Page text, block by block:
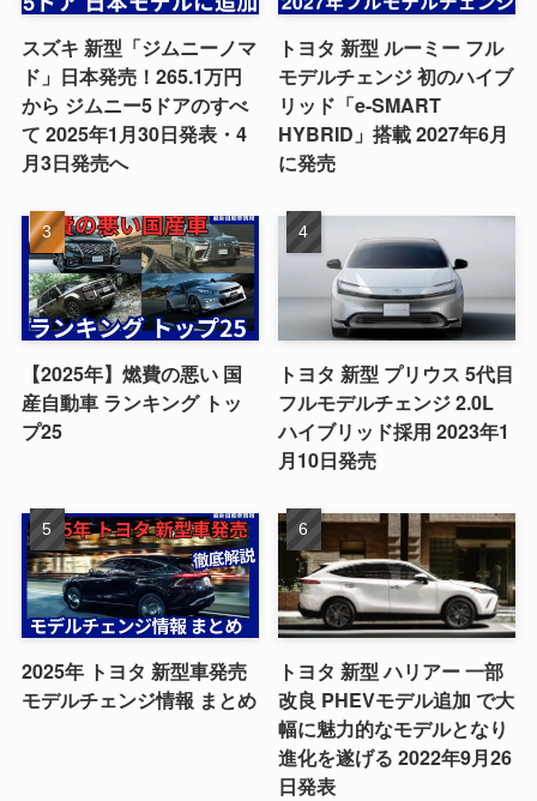
スズキ 新型「ジムニーノマ
ド」日本発売！265.1万円
から ジムニー5ドアのすべ
て 2025年1月30日発表・4
月3日発売へ
トヨタ 新型 ルーミー フル
モデルチェンジ 初のハイブ
リッド「e-SMART
HYBRID」搭載 2027年6月
に発売
【2025年】燃費の悪い 国
産自動車 ランキング トッ
プ25
トヨタ 新型 プリウス 5代目
フルモデルチェンジ 2.0L
ハイブリッド採用 2023年1
月10日発売
2025年 トヨタ 新型車発売
モデルチェンジ情報 まとめ
トヨタ 新型 ハリアー 一部
改良 PHEVモデル追加 で大
幅に魅力的なモデルとなり
進化を遂げる 2022年9月26
日発表